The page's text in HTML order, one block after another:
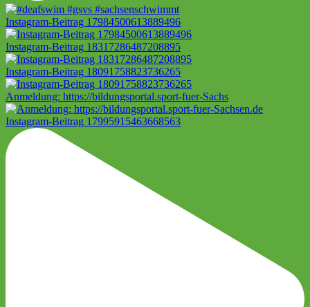
Instagram-Beitrag 17984500613889496
Instagram-Beitrag 18317286487208895
Instagram-Beitrag 18091758823736265
Anmeldung: https://bildungsportal.sport-fuer-Sachs
Instagram-Beitrag 17995915463668563